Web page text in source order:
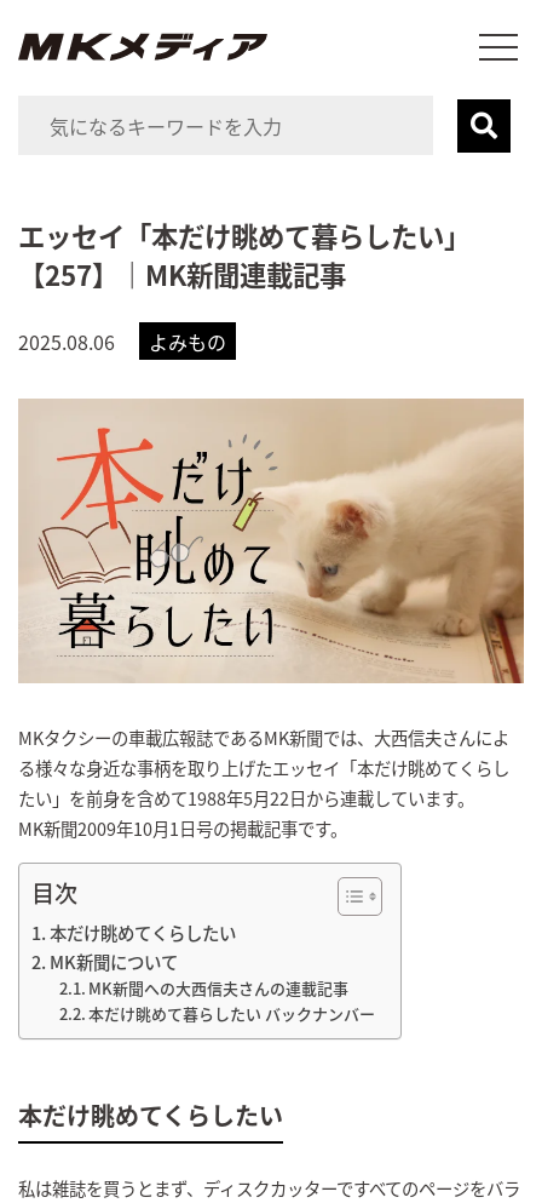
エッセイ「本だけ眺めて暮らしたい」
【257】｜MK新聞連載記事
2025.08.06 よみもの
MKタクシーの車載広報誌であるMK新聞では、大西信夫さんによ
る様々な身近な事柄を取り上げたエッセイ「本だけ眺めてくらし
たい」を前身を含めて1988年5月22日から連載しています。
MK新聞2009年10月1日号の掲載記事です。
目次
本だけ眺めてくらしたい
MK新聞について
MK新聞への大西信夫さんの連載記事
本だけ眺めて暮らしたい バックナンバー
本だけ眺めてくらしたい
私は雑誌を買うとまず、ディスクカッターですべてのページをバラ